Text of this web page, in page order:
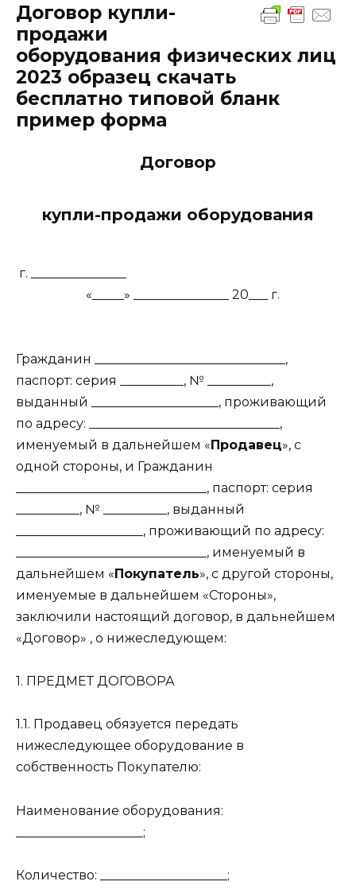
Договор купли-
продажи
оборудования физических лиц
2023 образец скачать
бесплатно типовой бланк
пример форма
Договор
купли-продажи оборудования
г. _______________
«_____» _______________ 20___ г.
Гражданин ______________________________,
паспорт: серия __________, № __________,
выданный ____________________, проживающий
по адресу: ______________________________,
именуемый в дальнейшем «Продавец», с
одной стороны, и Гражданин
______________________________, паспорт: серия
__________, № __________, выданный
____________________, проживающий по адресу:
______________________________, именуемый в
дальнейшем «Покупатель», с другой стороны,
именуемые в дальнейшем «Стороны»,
заключили настоящий договор, в дальнейшем
«Договор» , о нижеследующем:
1. ПРЕДМЕТ ДОГОВОРА
1.1. Продавец обязуется передать
нижеследующее оборудование в
собственность Покупателю:
Наименование оборудования:
____________________;
Количество: ____________________;